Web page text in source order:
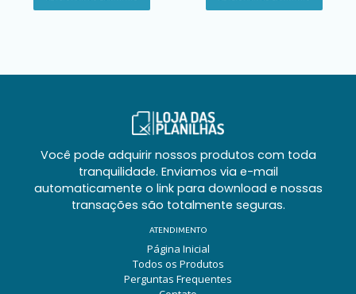
Você pode adquirir nossos produtos com toda
tranquilidade. Enviamos via e-mail
automaticamente o link para download e nossas
transações são totalmente seguras.
ATENDIMENTO
Página Inicial
Todos os Produtos
Perguntas Frequentes